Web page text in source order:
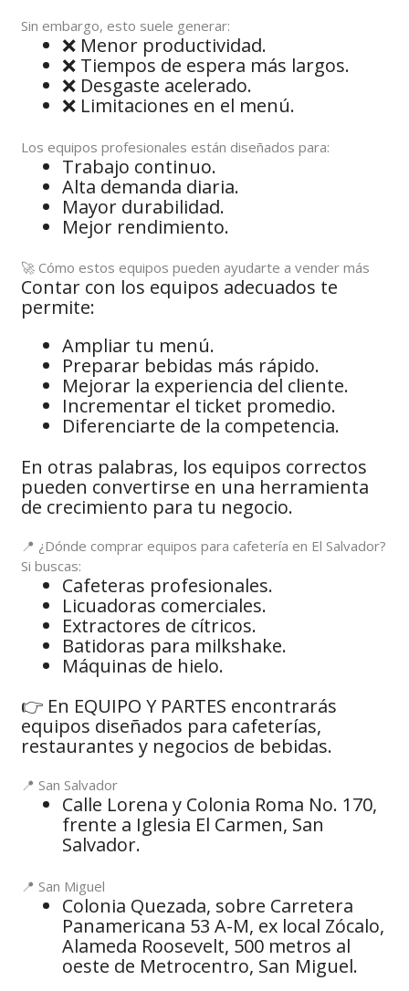
Sin embargo, esto suele generar:
❌ Menor productividad.
❌ Tiempos de espera más largos.
❌ Desgaste acelerado.
❌ Limitaciones en el menú.
Los equipos profesionales están diseñados para:
Trabajo continuo.
Alta demanda diaria.
Mayor durabilidad.
Mejor rendimiento.
🚀 Cómo estos equipos pueden ayudarte a vender más
Contar con los equipos adecuados te
permite:
Ampliar tu menú.
Preparar bebidas más rápido.
Mejorar la experiencia del cliente.
Incrementar el ticket promedio.
Diferenciarte de la competencia.
En otras palabras, los equipos correctos
pueden convertirse en una herramienta
de crecimiento para tu negocio.
📍 ¿Dónde comprar equipos para cafetería en El Salvador?
Si buscas:
Cafeteras profesionales.
Licuadoras comerciales.
Extractores de cítricos.
Batidoras para milkshake.
Máquinas de hielo.
👉 En EQUIPO Y PARTES encontrarás
equipos diseñados para cafeterías,
restaurantes y negocios de bebidas.
📍 San Salvador
Calle Lorena y Colonia Roma No. 170,
frente a Iglesia El Carmen, San
Salvador.
📍 San Miguel
Colonia Quezada, sobre Carretera
Panamericana 53 A-M, ex local Zócalo,
Alameda Roosevelt, 500 metros al
oeste de Metrocentro, San Miguel.